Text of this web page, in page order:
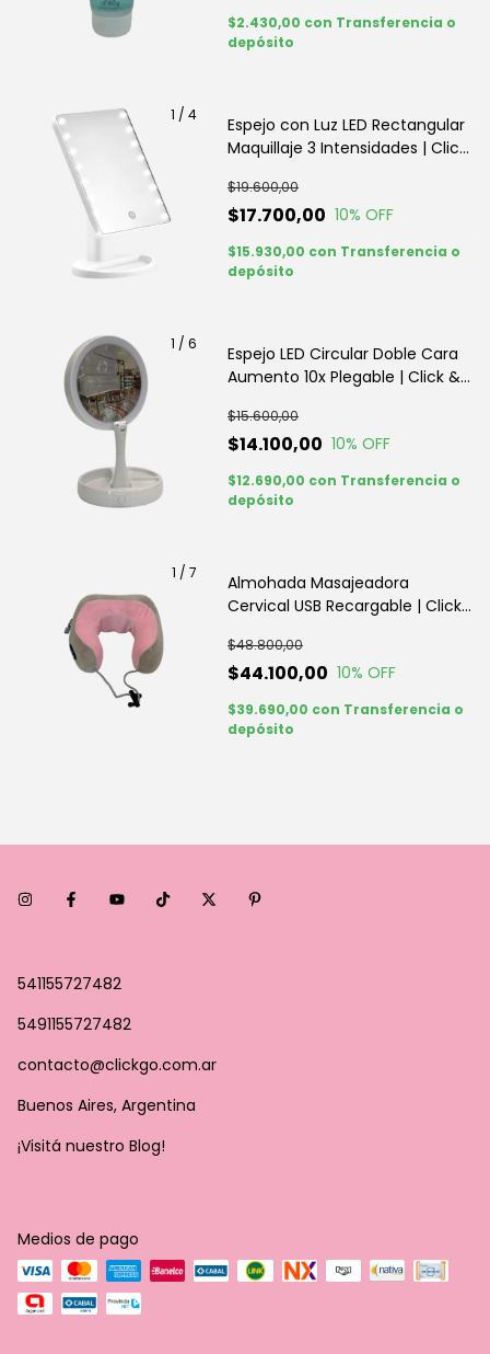
$2.430,00 con Transferencia o
depósito
1 / 4
Espejo con Luz LED Rectangular
Maquillaje 3 Intensidades | Click
$17.700,00
$19.600,00
10% OFF
$15.930,00 con Transferencia o
depósito
1 / 6
Espejo LED Circular Doble Cara
Aumento 10x Plegable | Click &
$14.100,00
$15.600,00
10% OFF
$12.690,00 con Transferencia o
depósito
1 / 7
Almohada Masajeadora
Cervical USB Recargable | Click
$44.100,00
$48.800,00
10% OFF
$39.690,00 con Transferencia o
depósito
541155727482
5491155727482
contacto@clickgo.com.ar
Buenos Aires, Argentina
¡Visitá nuestro Blog!
Medios de pago